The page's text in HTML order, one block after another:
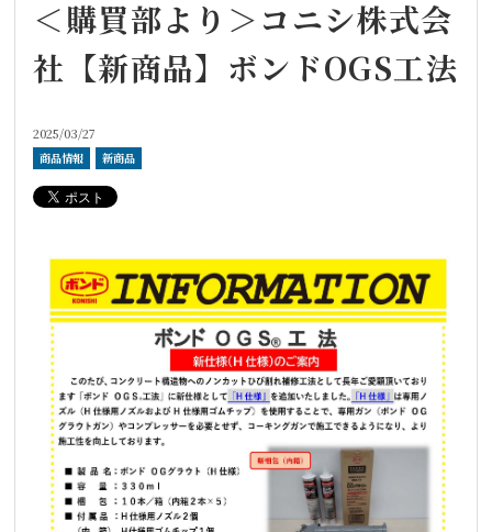
＜購買部より＞コニシ株式会
社【新商品】ボンドOGS工法
2025/03/27
商品情報 新商品